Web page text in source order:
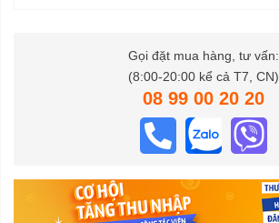
Gọi đặt mua hàng, tư vấn:
(8:00-20:00 kể cả T7, CN)
08 99 00 20 20